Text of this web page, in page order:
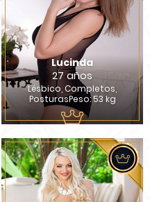
Lucinda
27 años
Lésbico, Completos,
PosturasPeso: 53 kg